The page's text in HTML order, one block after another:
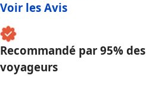
Voir les Avis
Recommandé par 95% des
voyageurs